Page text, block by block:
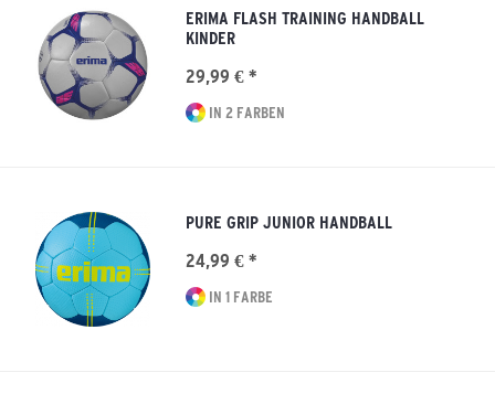
ERIMA FLASH TRAINING HANDBALL
KINDER
29,99 € *
IN 2 FARBEN
PURE GRIP JUNIOR HANDBALL
24,99 € *
IN 1 FARBE